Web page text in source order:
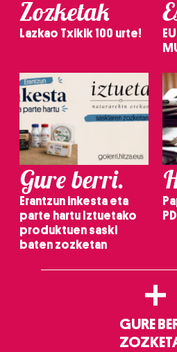
Zozketak
Lazkao Txikik 100 urte!
Gure berri.
Erantzun inkesta eta
parte hartu Iztuetako
produktuen saski
baten zozketan
+
GURE